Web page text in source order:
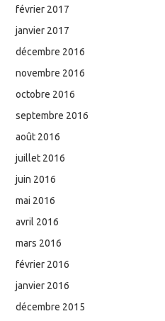
février 2017
janvier 2017
décembre 2016
novembre 2016
octobre 2016
septembre 2016
août 2016
juillet 2016
juin 2016
mai 2016
avril 2016
mars 2016
février 2016
janvier 2016
décembre 2015